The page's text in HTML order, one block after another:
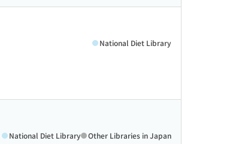
National Diet Library
National Diet Library Other Libraries in Japan